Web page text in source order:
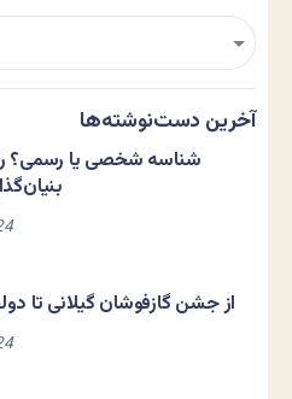
آخرین دست‌نوشته‌ها
شناسه شخصی یا رسمی؟
از جشن گازفوشان گیلانی تا